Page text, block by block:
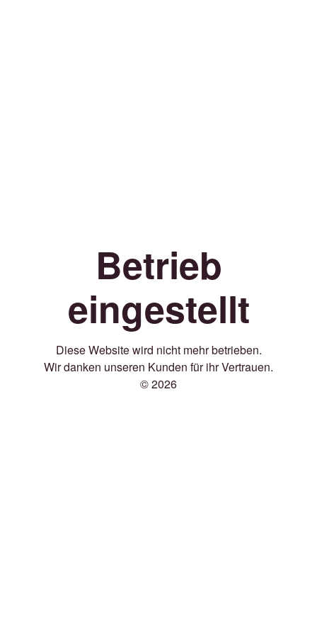
Betrieb
eingestellt
Diese Website wird nicht mehr betrieben.
Wir danken unseren Kunden für ihr Vertrauen.
© 2026